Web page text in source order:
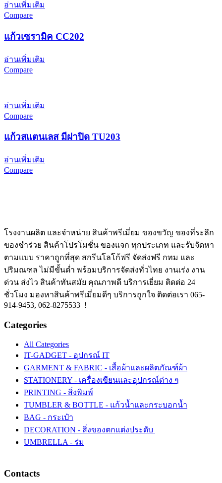
อ่านเพิ่มเติม
Compare
แก้วเซรามิค CC202
อ่านเพิ่มเติม
Compare
อ่านเพิ่มเติม
Compare
แก้วสแตนเลส มีฝาปิด TU203
อ่านเพิ่มเติม
Compare
โรงงานผลิต และจำหน่าย สินค้าพรีเมี่ยม ของขวัญ ของที่ระลึก
ของชำร่วย สินค้าโปรโมชั่น ของแจก ทุกประเภท และรับจัดหา
ตามแบบ ราคาถูกที่สุด สกรีนโลโก้ฟรี จัดส่งฟรี กทม และ
ปริมณฑล ไม่มีขั้นต่ำ พร้อมบริการจัดส่งทั่วไทย งานเร่ง งาน
ด่วน ส่งไว สินค้าทันสมัย คุณภาพดี บริการเยี่ยม ติดต่อ 24
ชั่วโมง มองหาสินค้าพรีเมี่ยมดีๆ บริการถูกใจ ติดต่อเรา 065-
914-9453, 062-8275533 !
Categories
All Categories
IT-GADGET - อุปกรณ์ IT
GARMENT & FABRIC - เสื้อผ้าและผลิตภัณฑ์ผ้า
STATIONERY - เครื่องเขียนและอุปกรณ์ต่าง ๆ
PRINTING - สิ่งพิมพ์
TUMBLER & BOTTLE - แก้วน้ำและกระบอกน้ำ
BAG - กระเป๋า
DECORATION - สิ่งของตกแต่งประดับ
UMBRELLA - ร่ม
Contacts